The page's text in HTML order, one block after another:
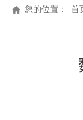
您的位置： 首